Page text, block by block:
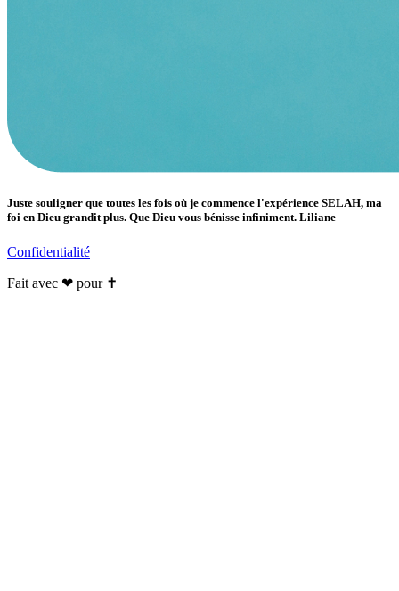
Juste souligner que toutes les fois où je commence l'expérience SELAH, ma
foi en Dieu grandit plus. Que Dieu vous bénisse infiniment. Liliane
Confidentialité
Fait avec ❤ pour ✝️️